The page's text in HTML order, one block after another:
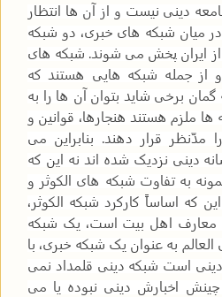
دینی نیست و از آن ها انتظار
میان شبکه های خبری، دو شبکه
که از ایران پخش می شوند. شبکه های
از جمله شبکه هایی هستند که
برخی شاید بتوان آن ها را به
ملزم هستند هنجارها، قوانین و
قرار دهند. بنابراین می
دینی نزدیک شده اند نه این که
به تفاوت شبکه های الکوثر و
که اساساً کارکرد شبکه الکوثر،
معارف اهل بیت است، یک شبکه
به عنوان یک شبکه خبری، با
است شبکه دینی قلمداد نمی
اخبارش دینی نبوده یا می